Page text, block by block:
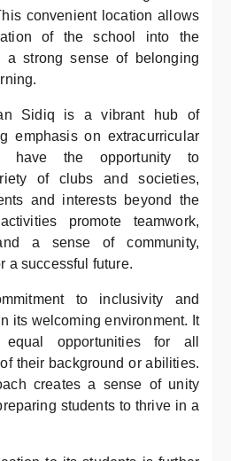
convenient location allows
of the school into the
a strong sense of belonging
Sidiq is a vibrant hub of
emphasis on extracurricular
have the opportunity to
of clubs and societies,
and interests beyond the
promote teamwork,
a sense of community,
a successful future.
to inclusivity and
its welcoming environment. It
opportunities for all
their background or abilities.
creates a sense of unity
students to thrive in a